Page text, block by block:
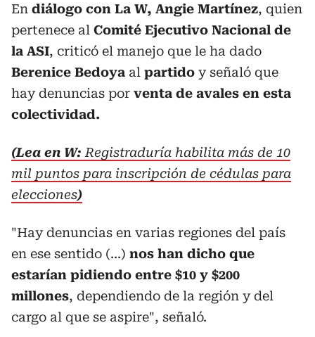
En diálogo con La W, Angie Martínez, quien
pertenece al Comité Ejecutivo Nacional de
la ASI, criticó el manejo que le ha dado
Berenice Bedoya al partido y señaló que
hay denuncias por venta de avales en esta
colectividad.
(Lea en W: Registraduría habilita más de 10
mil puntos para inscripción de cédulas para
elecciones)
"Hay denuncias en varias regiones del país
en ese sentido (...) nos han dicho que
estarían pidiendo entre $10 y $200
millones, dependiendo de la región y del
cargo al que se aspire", señaló.